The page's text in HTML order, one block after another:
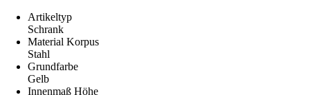
Artikeltyp
Schrank
Material Korpus
Stahl
Grundfarbe
Gelb
Innenmaß Höhe